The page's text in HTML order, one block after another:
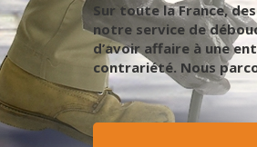
Sur toute la France,
notre service de
d’avoir affaire à une
contrariété. Nous